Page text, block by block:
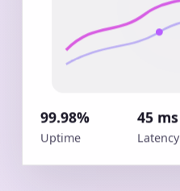
99.98%
Uptime
45 ms
Latency